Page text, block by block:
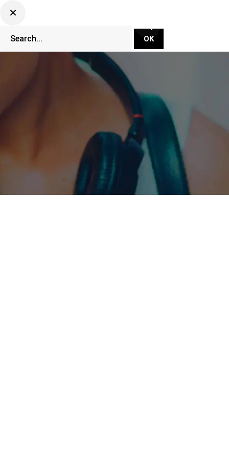
CLUBBING TV NETWORK